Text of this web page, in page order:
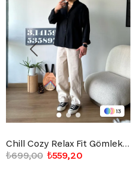
13
Chill Cozy Relax Fit Gömlek Siyah
₺559,20
₺699,00